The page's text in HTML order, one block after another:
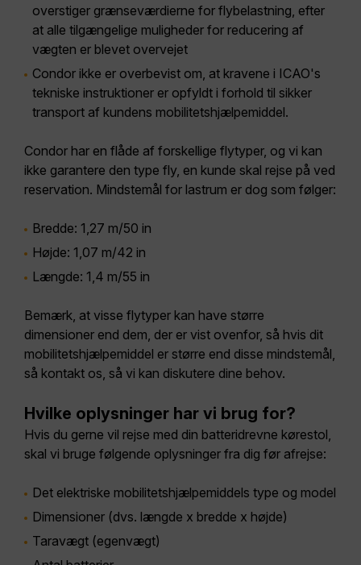
overstiger grænseværdierne for flybelastning, efter
at alle tilgængelige muligheder for reducering af
vægten er blevet overvejet
Condor ikke er overbevist om, at kravene i ICAO's
tekniske instruktioner er opfyldt i forhold til sikker
transport af kundens mobilitetshjælpemiddel.
Condor har en flåde af forskellige flytyper, og vi kan
ikke garantere den type fly, en kunde skal rejse på ved
reservation. Mindstemål for lastrum er dog som følger:
Bredde: 1,27 m/50 in
Højde: 1,07 m/42 in
Længde: 1,4 m/55 in
Bemærk, at visse flytyper kan have større
dimensioner end dem, der er vist ovenfor, så hvis dit
mobilitetshjælpemiddel er større end disse mindstemål,
så kontakt os, så vi kan diskutere dine behov.
Hvilke oplysninger har vi brug for?
Hvis du gerne vil rejse med din batteridrevne kørestol,
skal vi bruge følgende oplysninger fra dig før afrejse:
Det elektriske mobilitetshjælpemiddels type og model
Dimensioner (dvs. længde x bredde x højde)
Taravægt (egenvægt)